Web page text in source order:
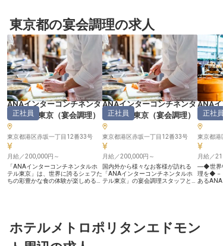
東京都の宴会調理の求人
ANAインターコンチネンタ
ルホテル東京 （宴会調理）
正社員
東京都港区赤坂一丁目12番33号
月給／200,000円～
「ANAインターコンチネンタルホ
テル東京」は、世界に誇るシェフた
ちの彩豊かな食の体験が楽しめるシ
込みたい方も大歓迎！30代～50代
が活躍中の調理チームの一員とし
ANAインターコンチネンタ
ルホテル東京 （宴会調理）
正社員
東京都港区赤坂一丁目12番33号
月給／200,000円～
国内外から様々なお客様が訪れる
「ANAインターコンチネンタルホ
テル東京」の宴会調理スタッフとし
だきます。昇給あり、賞与は年2回
支給。未経験でも応募OK！調理チ
ANA
ルホテ
正社員
東京都港
月給／
―◆世界
理を◆－
ある
に12カ
ホテルメトロポリタンエドモン